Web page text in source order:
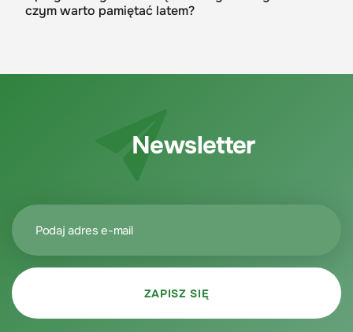
czym warto pamiętać latem?
Newsletter